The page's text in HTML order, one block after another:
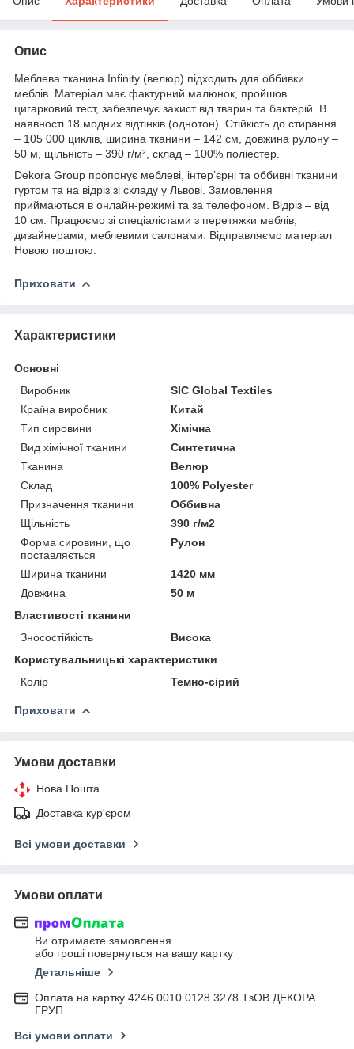
Опис
Меблева тканина Infinity (велюр) підходить для оббивки
меблів. Матеріал має фактурний малюнок, пройшов
цигарковий тест, забезпечує захист від тварин та бактерій. В
наявності 18 модних відтінків (однотон). Стійкість до стирання
– 105 000 циклів, ширина тканини – 142 см, довжина рулону –
50 м, щільність – 390 г/м², склад – 100% поліестер.
Dekora Group пропонує меблеві, інтер’єрні та оббивні тканини
гуртом та на відріз зі складу у Львові. Замовлення
приймаються в онлайн-режимі та за телефоном. Відріз – від
10 см. Працюємо зі спеціалістами з перетяжки меблів,
дизайнерами, меблевими салонами. Відправляємо матеріал
Новою поштою.
Приховати
Характеристики
Основні
Виробник
SIC Global Textiles
Країна виробник
Китай
Тип сировини
Хімічна
Вид хімічної тканини
Синтетична
Тканина
Велюр
Склад
100% Polyester
Призначення тканини
Оббивна
Щільність
390 г/м2
Форма сировини, що
поставляється
Рулон
Ширина тканини
1420 мм
Довжина
50 м
Властивості тканини
Зносостійкість
Висока
Користувальницькі характеристики
Колір
Темно-сірий
Приховати
Умови доставки
Нова Пошта
Доставка кур'єром
Всі умови доставки
Умови оплати
Ви отримаєте замовлення
або гроші повернуться на вашу картку
Детальніше
Оплата на картку 4246 0010 0128 3278 ТзОВ ДЕКОРА
ГРУП
Всі умови оплати